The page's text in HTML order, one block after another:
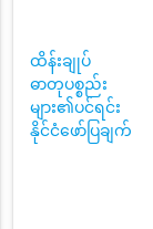
ထိန်းချုပ်
ဓာတုပစ္စည်း
များ၏ပင်ရင်း
နိုင်ငံဖော်ပြချက်